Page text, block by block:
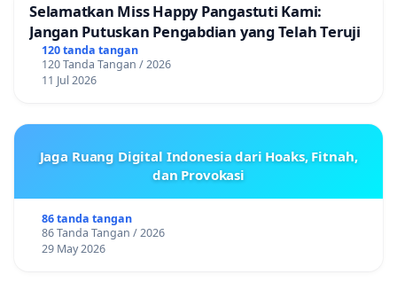
Selamatkan Miss Happy Pangastuti Kami:
Jangan Putuskan Pengabdian yang Telah Teruji
120 tanda tangan
120 Tanda Tangan / 2026
11 Jul 2026
Jaga Ruang Digital Indonesia dari Hoaks, Fitnah,
dan Provokasi
86 tanda tangan
86 Tanda Tangan / 2026
29 May 2026